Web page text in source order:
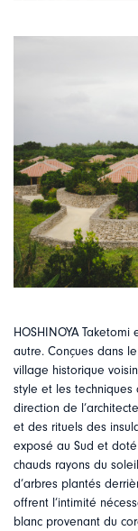
HOSHINOYA
autre. Conçues dans
village historique
style et les techniques
direction de
et des rituels des
exposé au Sud et
chauds rayons du
d’arbres plantés
offrent l’intimité
blanc provenant du